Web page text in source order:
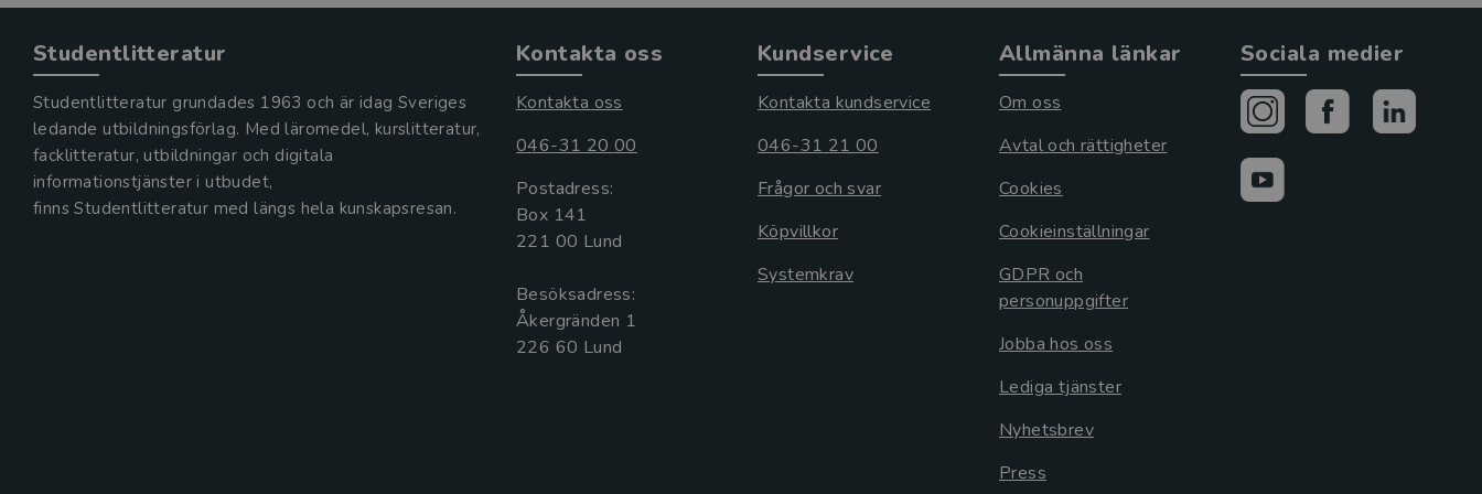
Studentlitteratur
Studentlitteratur grundades 1963 och är idag Sveriges
ledande utbildningsförlag. Med läromedel, kurslitteratur,
facklitteratur, utbildningar och digitala
informationstjänster i utbudet,
finns Studentlitteratur med längs hela kunskapsresan.
Kontakta oss
Kontakta oss
046-31 20 00
Postadress:
Box 141
221 00 Lund
Besöksadress:
Åkergränden 1
Kundservice
Kontakta kundservice
046-31 21 00
Frågor och svar
Köpvillkor
Systemkrav
Allmänna länkar
Om oss
Avtal och rättigheter
Cookies
Cookieinställningar
GDPR och
personuppgifter
Jobba hos oss
Lediga tjänster
Nyhetsbrev
Press
Sociala medier